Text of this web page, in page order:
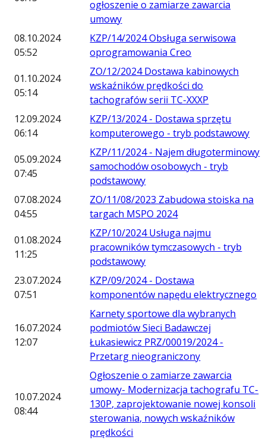
ogłoszenie o zamiarze zawarcia
umowy
08.10.2024
05:52
KZP/14/2024 Obsługa serwisowa
oprogramowania Creo
01.10.2024
05:14
ZO/12/2024 Dostawa kabinowych
wskaźników prędkości do
tachografów serii TC-XXXP
12.09.2024
06:14
KZP/13/2024 - Dostawa sprzętu
komputerowego - tryb podstawowy
05.09.2024
07:45
KZP/11/2024 - Najem długoterminowy
samochodów osobowych - tryb
podstawowy
07.08.2024
04:55
ZO/11/08/2023 Zabudowa stoiska na
targach MSPO 2024
01.08.2024
11:25
KZP/10/2024 Usługa najmu
pracowników tymczasowych - tryb
podstawowy
23.07.2024
07:51
KZP/09/2024 - Dostawa
komponentów napędu elektrycznego
16.07.2024
12:07
Karnety sportowe dla wybranych
podmiotów Sieci Badawczej
Łukasiewicz PRZ/00019/2024 -
Przetarg nieograniczony
10.07.2024
08:44
Ogłoszenie o zamiarze zawarcia
umowy- Modernizacja tachografu TC-
130P, zaprojektowanie nowej konsoli
sterowania, nowych wskaźników
prędkości